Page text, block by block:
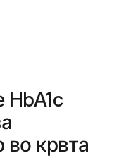
крвта